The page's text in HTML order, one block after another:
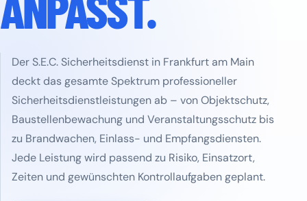
Der S.E.C. Sicherheitsdienst in Frankfurt am Main
deckt das gesamte Spektrum professioneller
Sicherheitsdienstleistungen ab – von Objektschutz,
Baustellenbewachung und Veranstaltungsschutz bis
zu Brandwachen, Einlass- und Empfangsdiensten.
Jede Leistung wird passend zu Risiko, Einsatzort,
Zeiten und gewünschten Kontrollaufgaben geplant.